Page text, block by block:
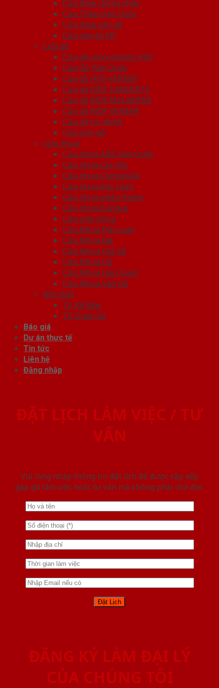
Cửa thép chống cháy
Cửa Thép Hàn Quốc
Cửa thép vân gỗ
Cửa vân gỗ 5D
Cửa gỗ
Cửa gỗ công nghiệp HDF
Cửa Gỗ Hàn Quốc
Cửa gỗ HDF VENEER
Cửa gỗ MDF LAMINATE
Cửa gỗ MDF MELAMINE
Cửa gỗ MDF VENEER
Cửa gỗ tự nhiên
Cửa vòm gỗ
Cửa nhựa
Cửa nhựa ABS Hàn Quốc
Cửa nhựa cao cấp
Cửa nhựa Composite
Cửa nhựa Đài Loan
Cửa nhựa ghép thanh
Cửa nhựa Sungyu
Cửa vòm nhựa
Cửa Nhựa Đài Loan
Cửa Nhựa Đẹp
Cửa Nhựa Giả Gỗ
Cửa Nhựa Gỗ
Cửa Nhựa Hàn Quốc
Cửa Nhựa Vân Gỗ
Nội thất
Tủ Kệ Bếp
Tủ Quần Áo
Báo giá
Dự án thực tế
Tin tức
Liên hệ
Đăng nhập
ĐẶT LỊCH LÀM VIỆC / TƯ
VẤN
Vui lòng nhập thông tin đặt lịch để được sắp xếp
gặp gỡ làm việc hoăc tư vấn mà không phải chờ đợi.
ĐĂNG KÝ LÀM ĐẠI LÝ
CỦA CHÚNG TÔI